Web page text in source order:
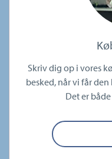
Skriv dig op i vores
besked, når vi får
Det er